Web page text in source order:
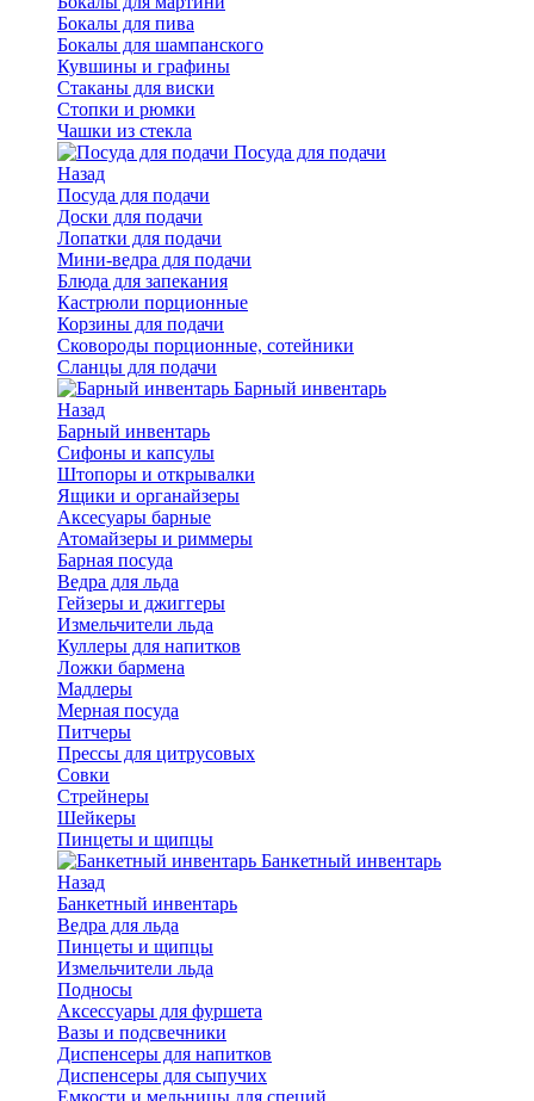
Бокалы для пива
Бокалы для шампанского
Кувшины и графины
Стаканы для виски
Стопки и рюмки
Чашки из стекла
Посуда для подачи
Назад
Посуда для подачи
Доски для подачи
Лопатки для подачи
Мини-ведра для подачи
Блюда для запекания
Кастрюли порционные
Корзины для подачи
Сковороды порционные, сотейники
Сланцы для подачи
Барный инвентарь
Назад
Барный инвентарь
Сифоны и капсулы
Штопоры и открывалки
Ящики и органайзеры
Аксесуары барные
Атомайзеры и риммеры
Барная посуда
Ведра для льда
Гейзеры и джиггеры
Измельчители льда
Куллеры для напитков
Ложки бармена
Мадлеры
Мерная посуда
Питчеры
Прессы для цитрусовых
Совки
Стрейнеры
Шейкеры
Пинцеты и щипцы
Банкетный инвентарь
Назад
Банкетный инвентарь
Ведра для льда
Пинцеты и щипцы
Измельчители льда
Подносы
Аксессуары для фуршета
Вазы и подсвечники
Диспенсеры для напитков
Диспенсеры для сыпучих
Емкости и мельницы для специй